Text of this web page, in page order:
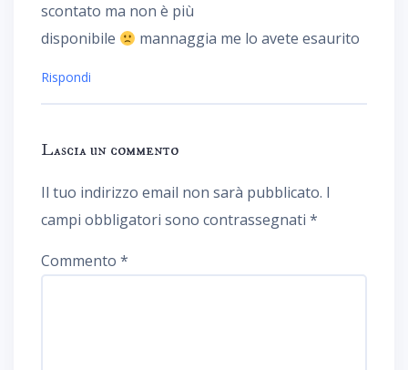
scontato ma non è più
disponibile
mannaggia me lo avete esaurito
Rispondi
Lascia un commento
Il tuo indirizzo email non sarà pubblicato. I
campi obbligatori sono contrassegnati *
Commento *